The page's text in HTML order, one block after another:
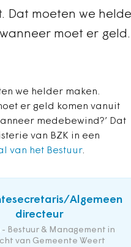
Dat moeten we
moet er
we helder maken.
er geld komen vanuit
medebewind?’ Dat
van BZK in een
van het Bestuur.
Algemeen
directeur
- Bestuur & Management in
van Gemeente Weert